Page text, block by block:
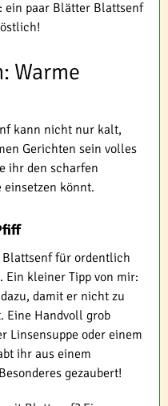
ein paar Blätter Blattsenf
Warme
kann nicht nur kalt,
Gerichten sein volles
ihr den scharfen
einsetzen könnt.
Blattsenf für ordentlich
Ein kleiner Tipp von mir:
damit er nicht zu
Eine Handvoll grob
Linsensuppe oder einem
ihr aus einem
gezaubert!